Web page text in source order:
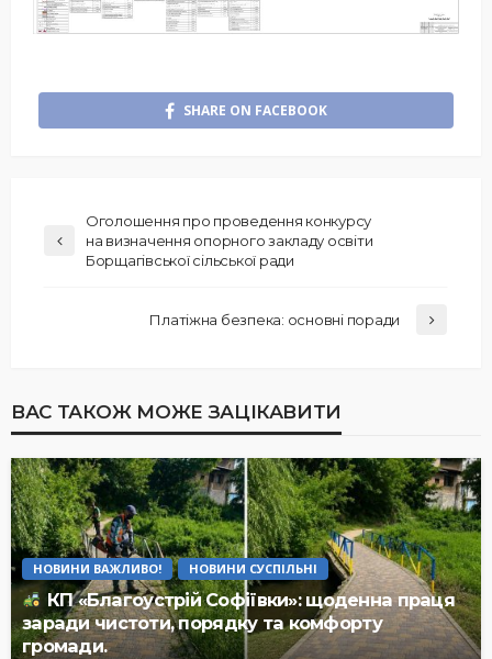
SHARE ON FACEBOOK
Оголошення про проведення конкурсу
на визначення опорного закладу освіти
Борщагівської сільської ради
Платіжна безпека: основні поради
ВАС ТАКОЖ МОЖЕ ЗАЦІКАВИТИ
НОВИНИ ВАЖЛИВО! НОВИНИ СУСПІЛЬНІ
КП «Благоустрій Софіївки»: щоденна праця
заради чистоти, порядку та комфорту
громади.